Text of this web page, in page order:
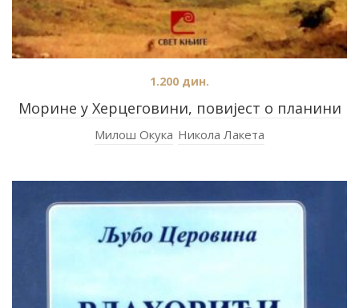
Морине у Херцеговини, повијест о планини
1.200 дин.
Милош Окука Никола Лакета